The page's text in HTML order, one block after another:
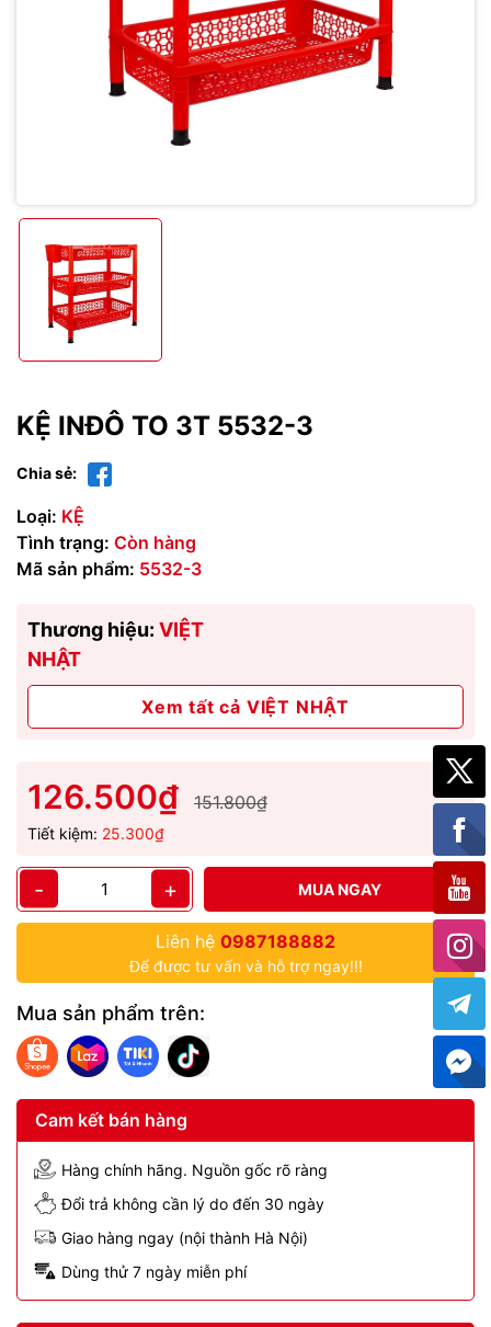
KỆ INĐÔ TO 3T 5532-3
Chia sẻ:
Loại: KỆ
Tình trạng: Còn hàng
Mã sản phẩm: 5532-3
Thương hiệu: VIỆT
NHẬT
Xem tất cả VIỆT NHẬT
126.500₫ 151.800₫
Tiết kiệm: 25.300₫
- + MUA NGAY
Liên hệ 0987188882
Để được tư vấn và hỗ trợ ngay!!!
Mua sản phẩm trên:
Cam kết bán hàng
Hàng chính hãng. Nguồn gốc rõ ràng
Đổi trả không cần lý do đến 30 ngày
Giao hàng ngay (nội thành Hà Nội)
Dùng thử 7 ngày miễn phí